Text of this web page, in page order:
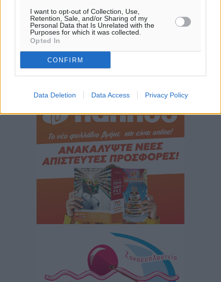
I want to opt-out of Collection, Use,
Retention, Sale, and/or Sharing of my
Personal Data that Is Unrelated with the
Purposes for which it was collected.
Opted In
CONFIRM
Data Deletion Data Access Privacy Policy
Γερμανική αγορά: Έλλειψη προσιτών ξενοδοχείων
απειλεί τη ζήτηση για πακέτα διακοπών – Στο
επίκεντρο και η Ελλάδα
πριν 7 ώρες
Χατζηλαζάρου – Προχωρά καινούργιο ξενοδοχείο
Τοπικές Ειδήσεις• πριν 7 ώρες
Αυτοκίνητο μπήκε παράνομα σε μονόδρομο στο
Μαστιχάρι – Αναποδογύρισε όχημα με μητέρα και
πριν 7 ώρες
“Η Ευρώπη αντιμετώπιζε το προσφυγικό σαν ταινία
τρόμου” – Η συγκλονιστική μαρτυρία της Χαρούλας
Γιασιράνη στον RV για τα γεγονότα που οδήγησαν στο
πριν 8 ώρες